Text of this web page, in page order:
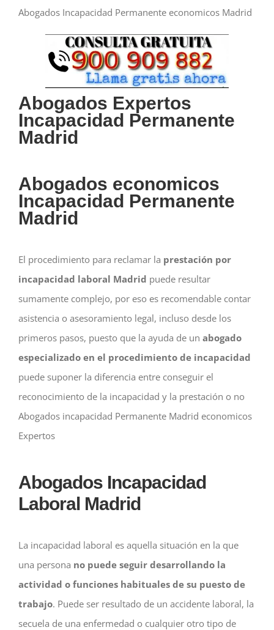
Abogados Incapacidad Permanente economicos Madrid
Abogados Expertos
Incapacidad Permanente
Madrid
Abogados economicos
Incapacidad Permanente
Madrid
El procedimiento para reclamar la prestación por
incapacidad laboral Madrid puede resultar
sumamente complejo, por eso es recomendable contar
asistencia o asesoramiento legal, incluso desde los
primeros pasos, puesto que la ayuda de un abogado
especializado en el procedimiento de incapacidad
puede suponer la diferencia entre conseguir el
reconocimiento de la incapacidad y la prestación o no
Abogados incapacidad Permanente Madrid economicos
Expertos
Abogados Incapacidad
Laboral Madrid
La incapacidad laboral es aquella situación en la que
una persona no puede seguir desarrollando la
actividad o funciones habituales de su puesto de
trabajo. Puede ser resultado de un accidente laboral, la
secuela de una enfermedad o cualquier otro tipo de